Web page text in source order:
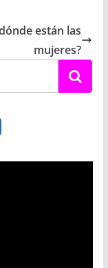
están las
mujeres?